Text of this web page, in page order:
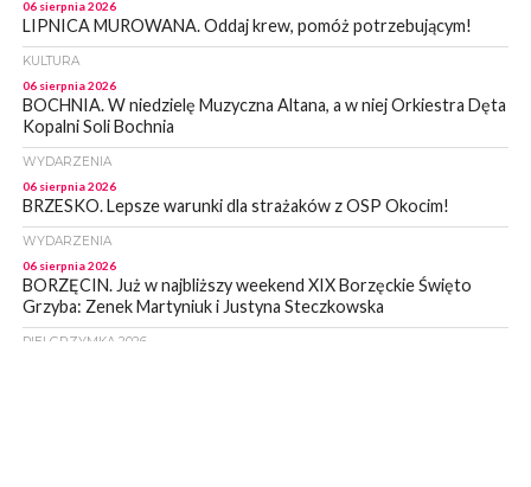
06 sierpnia 2026
LIPNICA MUROWANA. Oddaj krew, pomóż potrzebującym!
KULTURA
06 sierpnia 2026
BOCHNIA. W niedzielę Muzyczna Altana, a w niej Orkiestra Dęta
Kopalni Soli Bochnia
WYDARZENIA
06 sierpnia 2026
BRZESKO. Lepsze warunki dla strażaków z OSP Okocim!
WYDARZENIA
06 sierpnia 2026
BORZĘCIN. Już w najbliższy weekend XIX Borzęckie Święto
Grzyba: Zenek Martyniuk i Justyna Steczkowska
PIELGRZYMKA 2026